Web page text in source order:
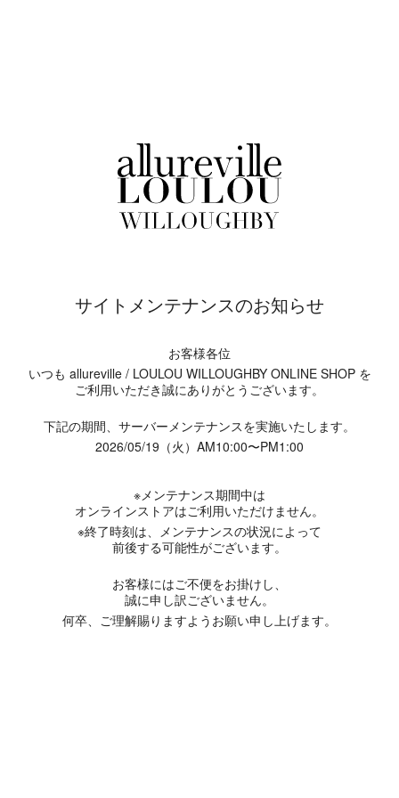
サイトメンテナンスのお知らせ
お客様各位
いつも allureville / LOULOU WILLOUGHBY ONLINE SHOP を
ご利用いただき誠にありがとうございます。
下記の期間、サーバーメンテナンスを実施いたします。
2026/05/19（火）AM10:00〜PM1:00
※メンテナンス期間中は
オンラインストアはご利用いただけません。
※終了時刻は、メンテナンスの状況によって
前後する可能性がございます。
お客様にはご不便をお掛けし、
誠に申し訳ございません。
何卒、ご理解賜りますようお願い申し上げます。